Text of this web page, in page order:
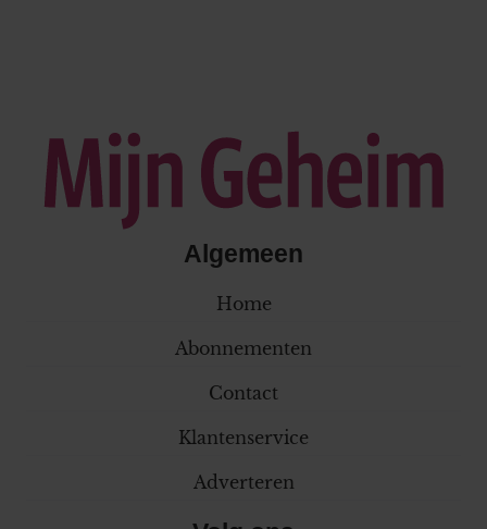
Algemeen
Home
Abonnementen
Contact
Klantenservice
Adverteren